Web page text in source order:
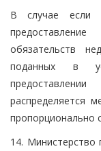
В случае если
обязательств
поданных в
распределяется
пропорционально
14. Министерство